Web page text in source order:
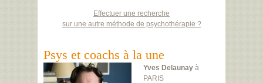
Effectuer une recherche
sur une autre méthode de psychothérapie ?
Psys et coachs à la une
Yves Delaunay à
PARIS